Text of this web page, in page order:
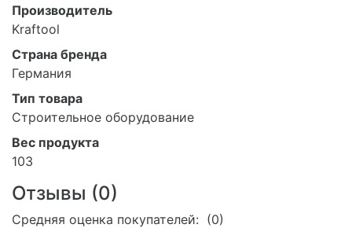
Производитель
Kraftool
Страна бренда
Германия
Тип товара
Строительное оборудование
Вес продукта
103
Отзывы (0)
Средняя оценка покупателей: (0)